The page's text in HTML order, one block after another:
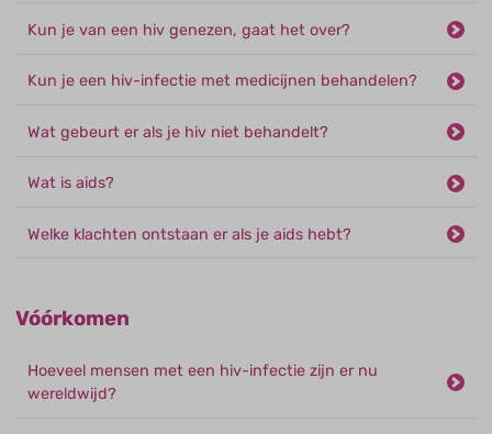
Kun je van een hiv genezen, gaat het over?
Kun je een hiv-infectie met medicijnen behandelen?
Wat gebeurt er als je hiv niet behandelt?
Wat is aids?
Welke klachten ontstaan er als je aids hebt?
Vóórkomen
Hoeveel mensen met een hiv-infectie zijn er nu
wereldwijd?